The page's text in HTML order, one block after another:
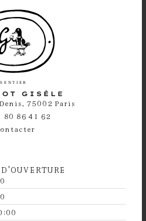
75002 Paris
80 86 41 62